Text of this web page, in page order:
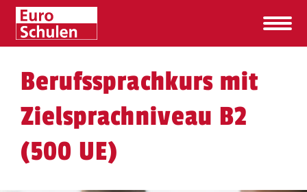
Berufssprachkurs mit
Zielsprachniveau B2
(500 UE)